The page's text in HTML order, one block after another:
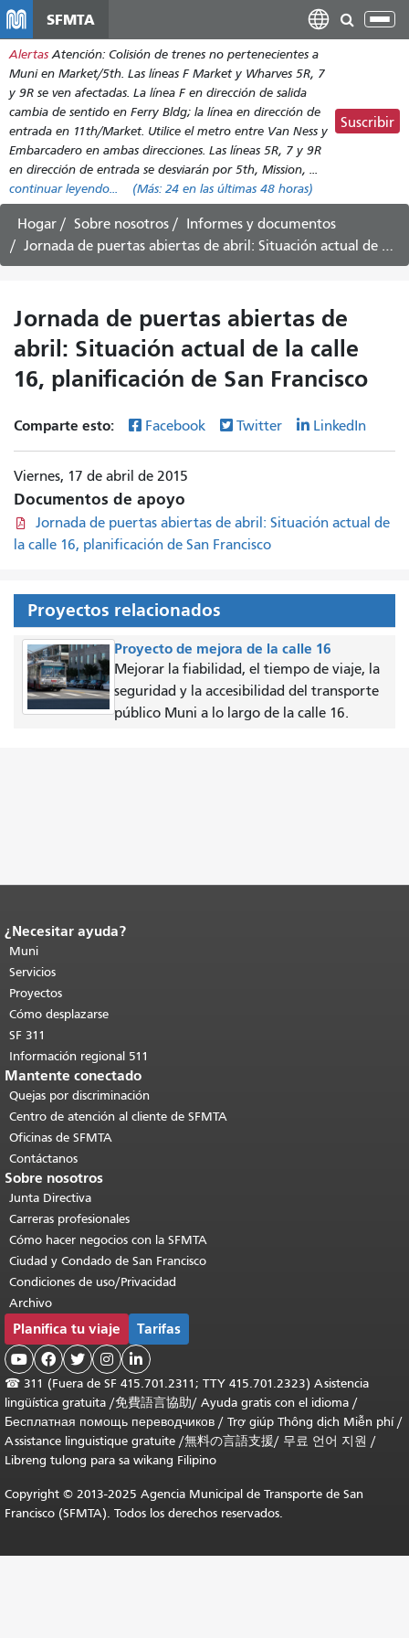
contenido
principal
SFMTA
Alertas Atención: Colisión de trenes no pertenecientes a
Muni en Market/5th. Las líneas F Market y Wharves 5R, 7
y 9R se ven afectadas. La línea F en dirección de salida
cambia de sentido en Ferry Bldg; la línea en dirección de
entrada en 11th/Market. Utilice el metro entre Van Ness y
Embarcadero en ambas direcciones. Las líneas 5R, 7 y 9R
en dirección de entrada se desviarán por 5th, Mission, ...
continuar leyendo...
(Más: 24 en las últimas 48 horas)
Suscribir
Hogar Sobre nosotros
Informes y documentos
Jornada de puertas abiertas de abril: Situación actual de la calle 16, planificación de San Francisco
Jornada de puertas abiertas de
abril: Situación actual de la calle
16, planificación de San Francisco
Comparte esto: Facebook Twitter LinkedIn
Viernes, 17 de abril de 2015
Documentos de apoyo
Jornada de puertas abiertas de abril: Situación actual de
la calle 16, planificación de San Francisco
Proyectos relacionados
Proyecto de mejora de la calle 16
Mejorar la fiabilidad, el tiempo de viaje, la
seguridad y la accesibilidad del transporte
público Muni a lo largo de la calle 16.
Fin del contenido de la página.
de esta página se repite en todas las
páginas.Volver al principio del
contenido principal
¿Necesitar ayuda?
Muni
Servicios
Proyectos
Cómo desplazarse
SF 311
Información regional 511
Mantente conectado
Quejas por discriminación
Centro de atención al cliente de SFMTA
Oficinas de SFMTA
Contáctanos
Sobre nosotros
Junta Directiva
Carreras profesionales
Cómo hacer negocios con la SFMTA
Ciudad y Condado de San Francisco
Condiciones de uso/Privacidad
Archivo
Planifica tu viaje Tarifas
    
☎ 311 (Fuera de SF 415.701.2311; TTY 415.701.2323) Asistencia
lingüística gratuita /免費語言協助/ Ayuda gratis con el idioma /
Бесплатная помощь переводчиков / Trợ giúp Thông dịch Miễn phí/
Assistance linguistique gratuite /無料の言語支援/ 무료 언어 지원 /
Libreng tulong para sa wikang Filipino
Copyright © 2013-2025 Agencia Municipal de Transporte de San
Francisco (SFMTA). Todos los derechos reservados.